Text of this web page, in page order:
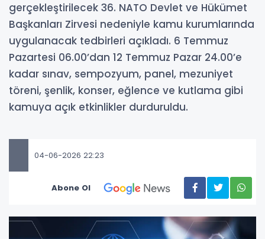
gerçekleştirilecek 36. NATO Devlet ve Hükümet
Başkanları Zirvesi nedeniyle kamu kurumlarında
uygulanacak tedbirleri açıkladı. 6 Temmuz
Pazartesi 06.00’dan 12 Temmuz Pazar 24.00’e
kadar sınav, sempozyum, panel, mezuniyet
töreni, şenlik, konser, eğlence ve kutlama gibi
kamuya açık etkinlikler durduruldu.
04-06-2026 22:23
Abone Ol